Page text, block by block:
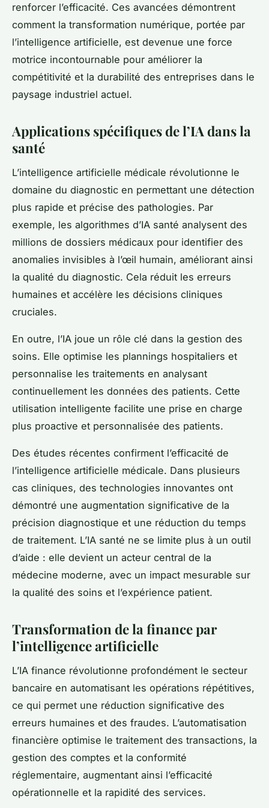
renforcer l’efficacité. Ces avancées démontrent
comment la transformation numérique, portée par
l’intelligence artificielle, est devenue une force
motrice incontournable pour améliorer la
compétitivité et la durabilité des entreprises dans le
paysage industriel actuel.
Applications spécifiques de l’IA dans la
santé
L’intelligence artificielle médicale révolutionne le
domaine du diagnostic en permettant une détection
plus rapide et précise des pathologies. Par
exemple, les algorithmes d’IA santé analysent des
millions de dossiers médicaux pour identifier des
anomalies invisibles à l’œil humain, améliorant ainsi
la qualité du diagnostic. Cela réduit les erreurs
humaines et accélère les décisions cliniques
cruciales.
En outre, l’IA joue un rôle clé dans la gestion des
soins. Elle optimise les plannings hospitaliers et
personnalise les traitements en analysant
continuellement les données des patients. Cette
utilisation intelligente facilite une prise en charge
plus proactive et personnalisée des patients.
Des études récentes confirment l’efficacité de
l’intelligence artificielle médicale. Dans plusieurs
cas cliniques, des technologies innovantes ont
démontré une augmentation significative de la
précision diagnostique et une réduction du temps
de traitement. L’IA santé ne se limite plus à un outil
d’aide : elle devient un acteur central de la
médecine moderne, avec un impact mesurable sur
la qualité des soins et l’expérience patient.
Transformation de la finance par
l’intelligence artificielle
L’IA finance révolutionne profondément le secteur
bancaire en automatisant les opérations répétitives,
ce qui permet une réduction significative des
erreurs humaines et des fraudes. L’automatisation
financière optimise le traitement des transactions, la
gestion des comptes et la conformité
réglementaire, augmentant ainsi l’efficacité
opérationnelle et la rapidité des services.